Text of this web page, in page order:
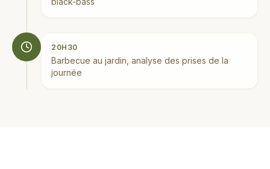
20H30
Barbecue au jardin, analyse des prises de la
journée